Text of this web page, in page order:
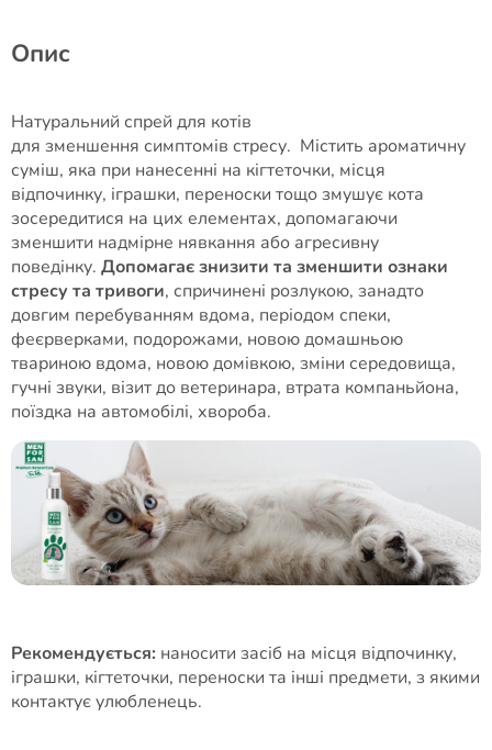
Опис
Натуральний спрей для котів
для зменшення симптомів стресу. Містить ароматичну
суміш, яка при нанесенні на кігтеточки, місця
відпочинку, іграшки, переноски тощо змушує кота
зосередитися на цих елементах, допомагаючи
зменшити надмірне нявкання або агресивну
поведінку. Допомагає знизити та зменшити ознаки
стресу та тривоги, спричинені розлукою, занадто
довгим перебуванням вдома, періодом спеки,
феєрверками, подорожами, новою домашньою
твариною вдома, новою домівкою, зміни середовища,
гучні звуки, візит до ветеринара, втрата компаньйона,
поїздка на автомобілі, хвороба.
Рекомендується: наносити засіб на місця відпочинку,
іграшки, кігтеточки, переноски та інші предмети, з якими
контактує улюбленець.